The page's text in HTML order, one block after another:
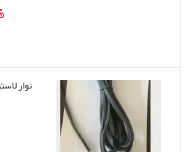
نوار